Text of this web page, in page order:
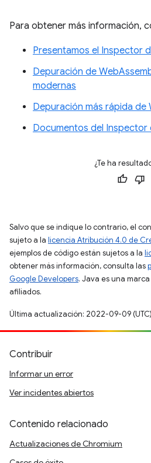
Para obtener más información,
Presentamos el Inspector
Depuración de
modernas
Depuración más rápida de
Documentos del Inspector
¿Te ha
Salvo que se indique lo contrario, el
sujeto a la licencia Atribución 4.0 de
ejemplos de código están sujetos a la
obtener más información, consulta las
Google Developers. Java es una
afiliados.
Última actualización: 2022-09-09 (UTC)
Contribuir
Informar un error
Ver incidentes abiertos
Contenido relacionado
Actualizaciones de Chromium